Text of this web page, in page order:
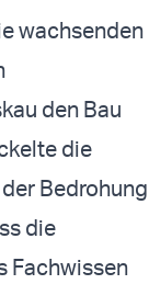
wachsenden
den Bau
die
Bedrohung
die
Fachwissen